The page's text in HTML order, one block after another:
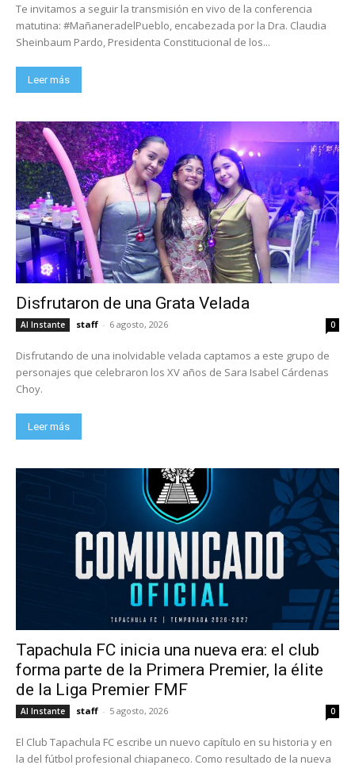
Te invitamos a seguir la transmisión en vivo de la conferencia
matutina: #MañaneradelPueblo, encabezada por la Dra. Claudia
Sheinbaum Pardo, Presidenta Constitucional de los...
Leer más
Disfrutaron de una Grata Velada
Al Instante staff - 6 agosto, 2026 0
Disfrutando de una inolvidable velada captamos a este grupo de
personajes que celebraron los XV años de Sara Isabel Cárdenas
Choy.
Leer más
Tapachula FC inicia una nueva era: el club
forma parte de la Primera Premier, la élite
de la Liga Premier FMF
Al Instante staff - 5 agosto, 2026 0
El Club Tapachula FC escribe un nuevo capítulo en su historia y en
la del fútbol profesional chiapaneco. Como resultado de la nueva